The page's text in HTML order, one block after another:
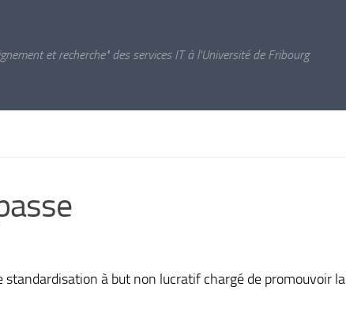
et recherche" des services IT à l'Université de Fribourg
à but non lucratif chargé de promouvoir la